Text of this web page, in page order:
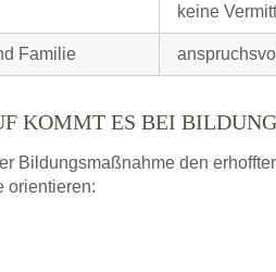
keine
Familie
KOMMT ES BEI
Bildungsmaßnahme den
orientieren: